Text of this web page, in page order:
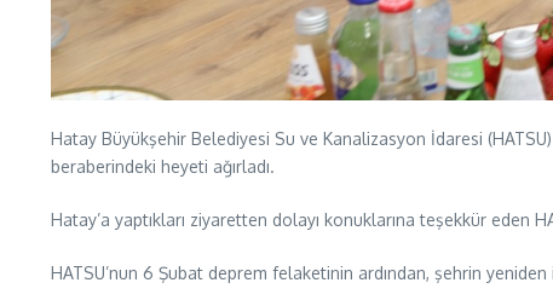
Hatay Büyükşehir Belediyesi Su ve Kanalizasyon İdaresi
beraberindeki heyeti ağırladı.
Hatay’a yaptıkları ziyaretten dolayı konuklarına teşekkür eden
HATSU’nun 6 Şubat deprem felaketinin ardından, şehrin